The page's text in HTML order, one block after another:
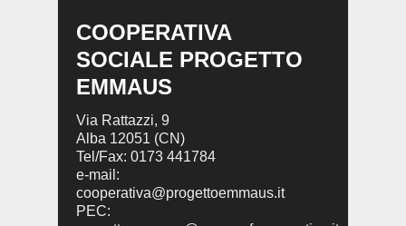
COOPERATIVA
SOCIALE PROGETTO
EMMAUS
Via Rattazzi, 9
Alba 12051 (CN)
Tel/Fax: 0173 441784
e-mail:
cooperativa@progettoemmaus.it
PEC: